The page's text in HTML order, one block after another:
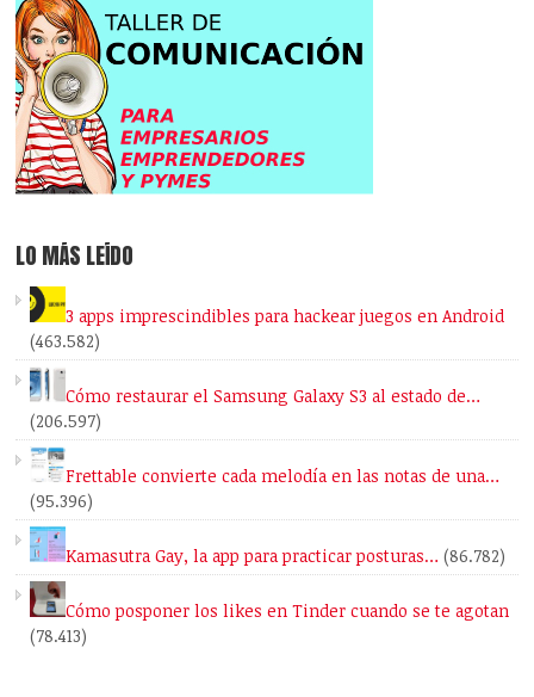
LO MÁS LEÍDO
3 apps imprescindibles para hackear juegos en Android
(463.582)
Cómo restaurar el Samsung Galaxy S3 al estado de…
(206.597)
Frettable convierte cada melodía en las notas de una…
(95.396)
Kamasutra Gay, la app para practicar posturas… (86.782)
Cómo posponer los likes en Tinder cuando se te agotan
(78.413)